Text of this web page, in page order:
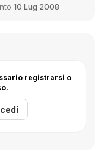
10 Lug 2008
registrarsi o